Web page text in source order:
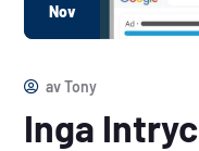
Nov
avTony
Inga